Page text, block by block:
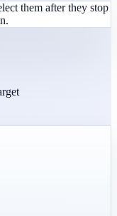
them after they stop